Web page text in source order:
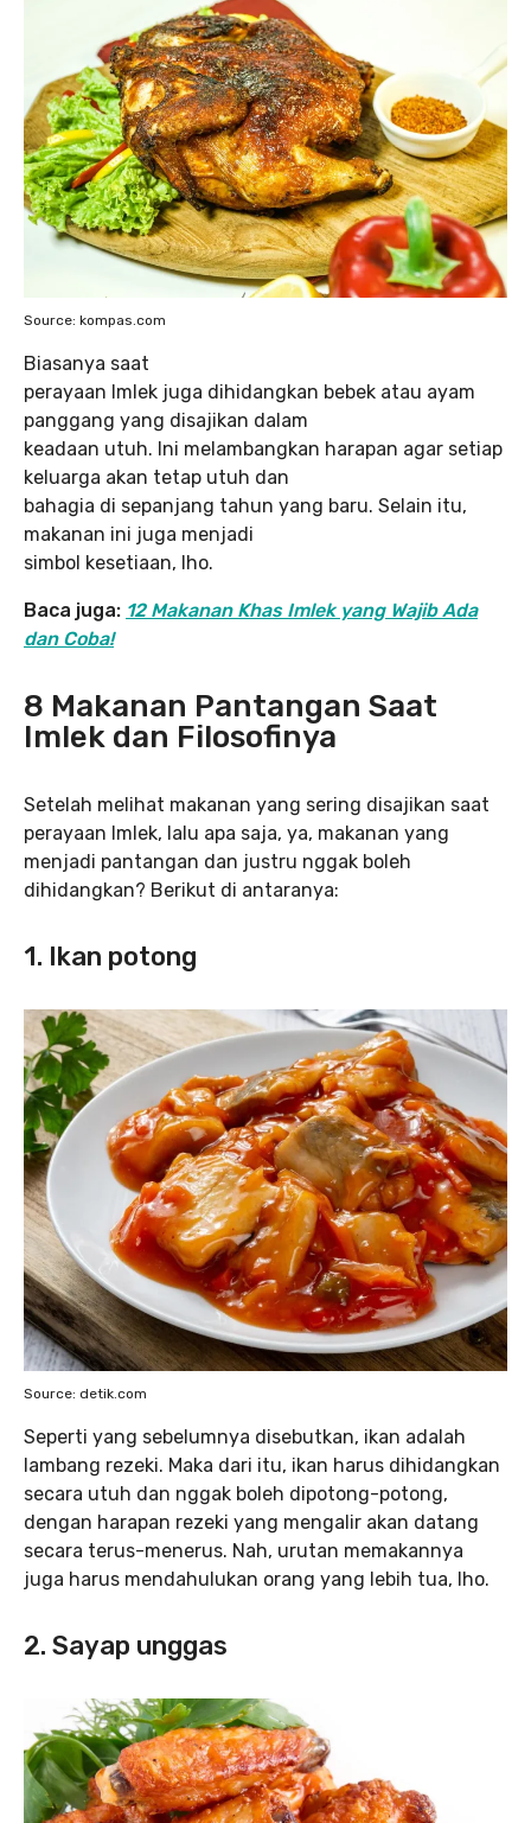
Source: kompas.com
Biasanya saat
perayaan Imlek juga dihidangkan bebek atau ayam
panggang yang disajikan dalam
keadaan utuh. Ini melambangkan harapan agar setiap
keluarga akan tetap utuh dan
bahagia di sepanjang tahun yang baru. Selain itu,
makanan ini juga menjadi
simbol kesetiaan, lho.
Baca juga: 12 Makanan Khas Imlek yang Wajib Ada
dan Coba!
8 Makanan Pantangan Saat
Imlek dan Filosofinya
Setelah melihat makanan yang sering disajikan saat
perayaan Imlek, lalu apa saja, ya, makanan yang
menjadi pantangan dan justru nggak boleh
dihidangkan? Berikut di antaranya:
1. Ikan potong
Source: detik.com
Seperti yang sebelumnya disebutkan, ikan adalah
lambang rezeki. Maka dari itu, ikan harus dihidangkan
secara utuh dan nggak boleh dipotong-potong,
dengan harapan rezeki yang mengalir akan datang
secara terus-menerus. Nah, urutan memakannya
juga harus mendahulukan orang yang lebih tua, lho.
2. Sayap unggas